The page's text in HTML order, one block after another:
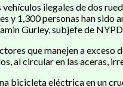
ilegales de dos
y 1,300 personas han
Gurley, subjefe de
que manejen a
al circular en las aceras,
bicicleta eléctrica en un